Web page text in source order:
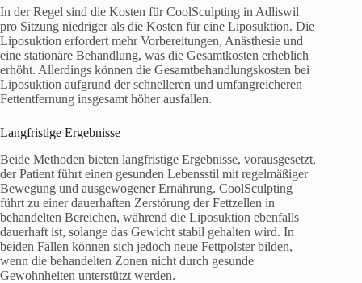
In der Regel sind die Kosten für CoolSculpting in Adliswil
pro Sitzung niedriger als die Kosten für eine Liposuktion. Die
Liposuktion erfordert mehr Vorbereitungen, Anästhesie und
eine stationäre Behandlung, was die Gesamtkosten erheblich
erhöht. Allerdings können die Gesamtbehandlungskosten bei
Liposuktion aufgrund der schnelleren und umfangreicheren
Fettentfernung insgesamt höher ausfallen.
Langfristige Ergebnisse
Beide Methoden bieten langfristige Ergebnisse, vorausgesetzt,
der Patient führt einen gesunden Lebensstil mit regelmäßiger
Bewegung und ausgewogener Ernährung. CoolSculpting
führt zu einer dauerhaften Zerstörung der Fettzellen in
behandelten Bereichen, während die Liposuktion ebenfalls
dauerhaft ist, solange das Gewicht stabil gehalten wird. In
beiden Fällen können sich jedoch neue Fettpolster bilden,
wenn die behandelten Zonen nicht durch gesunde
Gewohnheiten unterstützt werden.